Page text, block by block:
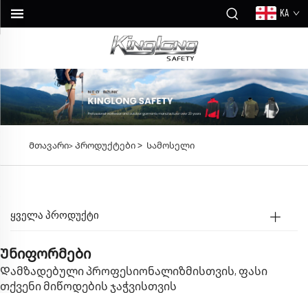
KA
Მთავარი> Პროდუქტები> Სამოსელი
ᲧᲕᲔᲚᲐ ᲞᲠᲝᲓᲣᲥᲢᲘ
Უნიფორმები
Დამზადებული პროფესიონალიზმისთვის, ფასი
თქვენი მიწოდების ჯაჭვისთვის